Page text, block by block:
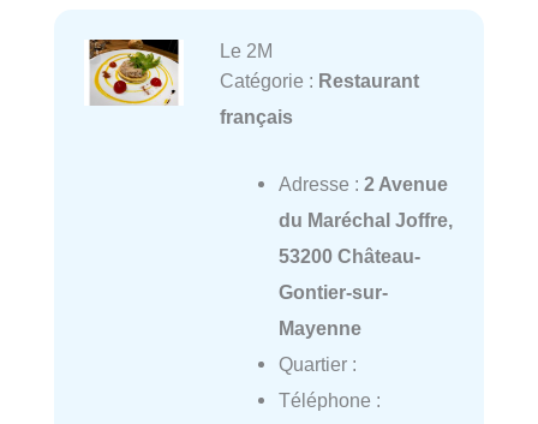
Le 2M
Catégorie : Restaurant
français
Adresse : 2 Avenue
du Maréchal Joffre,
53200 Château-
Gontier-sur-
Mayenne
Quartier :
Téléphone :